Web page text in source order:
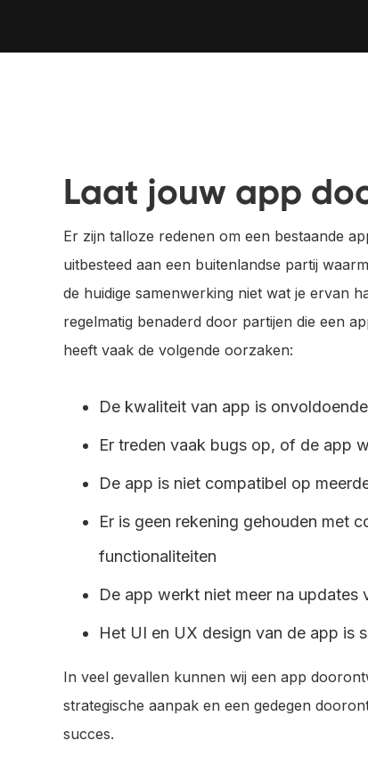
Laat jouw app
Er zijn talloze redenen om een bestaande
uitbesteed aan een buitenlandse partij
de huidige samenwerking niet wat je ervan
regelmatig benaderd door partijen die een
heeft vaak de volgende oorzaken:
De kwaliteit van app is onvoldoende
Er treden vaak bugs op, of de app
De app is niet compatibel op
Er is geen rekening gehouden met
functionaliteiten
De app werkt niet meer na updates
Het UI en UX design van de app is
In veel gevallen kunnen wij een app
strategische aanpak en een gedegen
succes.